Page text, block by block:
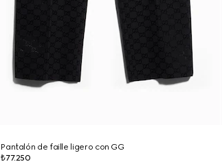
Pantalón de faille ligero con GG
₺77.250